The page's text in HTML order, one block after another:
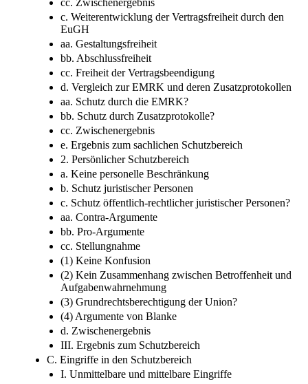
cc. Zwischenergebnis
c. Weiterentwicklung der Vertragsfreiheit durch den
EuGH
aa. Gestaltungsfreiheit
bb. Abschlussfreiheit
cc. Freiheit der Vertragsbeendigung
d. Vergleich zur EMRK und deren Zusatzprotokollen
aa. Schutz durch die EMRK?
bb. Schutz durch Zusatzprotokolle?
cc. Zwischenergebnis
e. Ergebnis zum sachlichen Schutzbereich
2. Persönlicher Schutzbereich
a. Keine personelle Beschränkung
b. Schutz juristischer Personen
c. Schutz öffentlich-rechtlicher juristischer Personen?
aa. Contra-Argumente
bb. Pro-Argumente
cc. Stellungnahme
(1) Keine Konfusion
(2) Kein Zusammenhang zwischen Betroffenheit und
Aufgabenwahrnehmung
(3) Grundrechtsberechtigung der Union?
(4) Argumente von Blanke
d. Zwischenergebnis
III. Ergebnis zum Schutzbereich
C. Eingriffe in den Schutzbereich
I. Unmittelbare und mittelbare Eingriffe